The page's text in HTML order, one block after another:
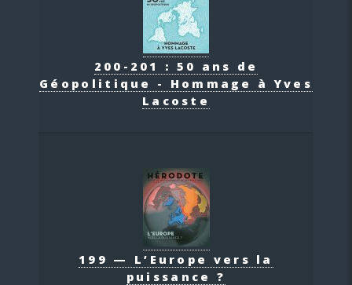
200-201 : 50 ans de
Géopolitique - Hommage à Yves
Lacoste
199 — L’Europe vers la
puissance ?